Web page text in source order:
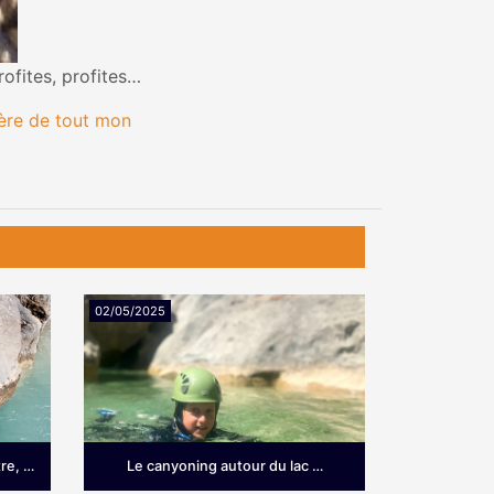
profites…
de tout mon
… Le canyoning autour du lac …
02/05/2025